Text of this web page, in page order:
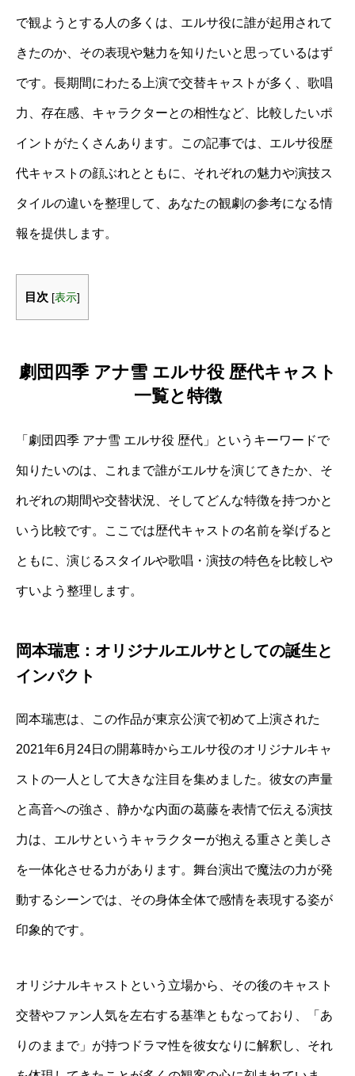
で観ようとする人の多くは、エルサ役に誰が起用されて
きたのか、その表現や魅力を知りたいと思っているはず
です。長期間にわたる上演で交替キャストが多く、歌唱
力、存在感、キャラクターとの相性など、比較したいポ
イントがたくさんあります。この記事では、エルサ役歴
代キャストの顔ぶれとともに、それぞれの魅力や演技ス
タイルの違いを整理して、あなたの観劇の参考になる情
報を提供します。
目次 [表示]
劇団四季 アナ雪 エルサ役 歴代キャスト
一覧と特徴
「劇団四季 アナ雪 エルサ役 歴代」というキーワードで
知りたいのは、これまで誰がエルサを演じてきたか、そ
れぞれの期間や交替状況、そしてどんな特徴を持つかと
いう比較です。ここでは歴代キャストの名前を挙げると
ともに、演じるスタイルや歌唱・演技の特色を比較しや
すいよう整理します。
岡本瑞恵：オリジナルエルサとしての誕生と
インパクト
岡本瑞恵は、この作品が東京公演で初めて上演された
2021年6月24日の開幕時からエルサ役のオリジナルキャ
ストの一人として大きな注目を集めました。彼女の声量
と高音への強さ、静かな内面の葛藤を表情で伝える演技
力は、エルサというキャラクターが抱える重さと美しさ
を一体化させる力があります。舞台演出で魔法の力が発
動するシーンでは、その身体全体で感情を表現する姿が
印象的です。
オリジナルキャストという立場から、その後のキャスト
交替やファン人気を左右する基準ともなっており、「あ
りのままで」が持つドラマ性を彼女なりに解釈し、それ